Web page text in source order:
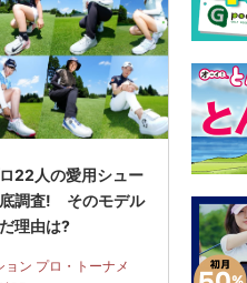
22人の愛用シュー
調査! そのモデル
理由は?
ョン プロ・トーナメ